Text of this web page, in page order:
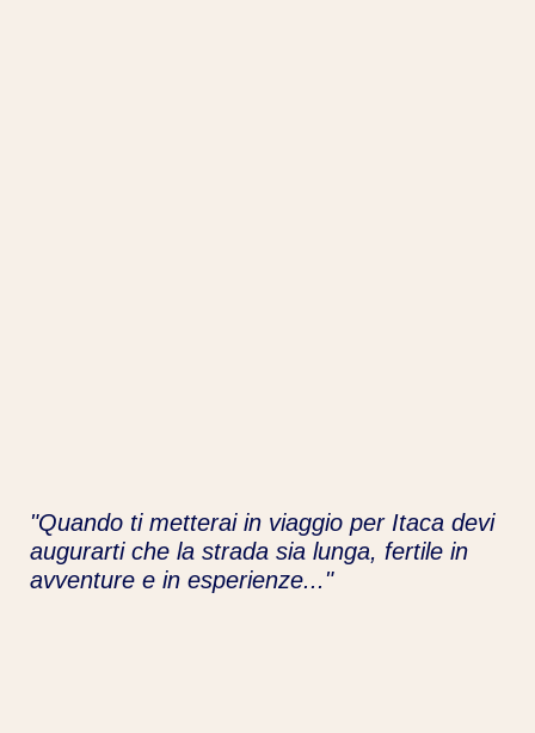
"Quando ti metterai in viaggio per Itaca devi
augurarti che la strada sia lunga, fertile in
avventure e in esperienze..."